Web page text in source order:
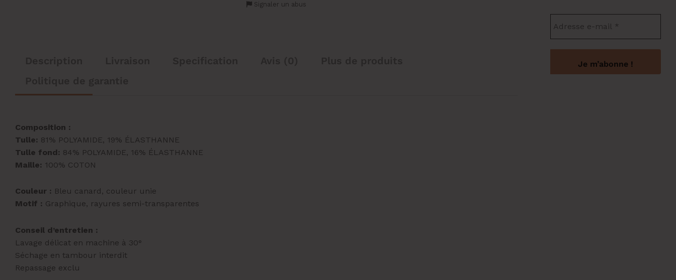
Signaler un abus
Composition :
Tulle: 81% POLYAMIDE, 19% ÉLASTHANNE
Tulle fond: 84% POLYAMIDE, 16% ÉLASTHANNE
Maille: 100% COTON
Couleur : Bleu canard, couleur unie
Motif : Graphique, rayures semi-transparentes
Conseil d’entretien :
Lavage délicat en machine à 30°
Séchage en tambour interdit
Repassage exclu